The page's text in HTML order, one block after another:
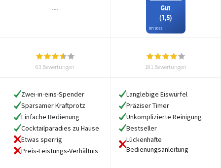
---
Gut
(1,5)
07/2022
63 Bewertungen 181 Bewertungen
Zwei-in-eins-Spender
Sparsamer Kraftprotz
Einfache Bedienung
Cocktailparadies zu Hause
Etwas sperrig
Preis-Leistungs-Verhältnis
Langlebige Eiswürfel
Präziser Timer
Unkomplizierte Reinigung
Bestseller
Lückenhafte
Bedienungsanleitung